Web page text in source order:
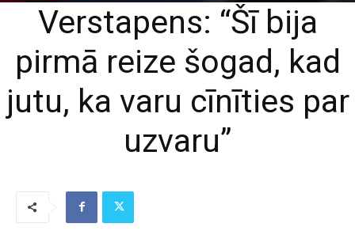
Verstapens: “Šī bija
pirmā reize šogad, kad
jutu, ka varu cīnīties par
uzvaru”